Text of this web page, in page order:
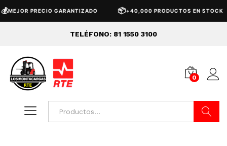
PRECIO GARANTIZADO +40,000 PRODUCTOS EN STOCK
TELÉFONO: 81 1550 3100
0